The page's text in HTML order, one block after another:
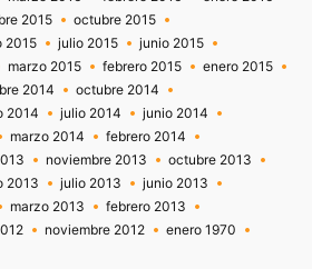
2015
octubre 2015
2015 julio 2015
junio 2015
marzo 2015 febrero 2015
enero 2015
2014
octubre 2014
2014 julio 2014
junio 2014
marzo 2014
febrero 2014
noviembre 2013
octubre 2013
2013 julio 2013
junio 2013
marzo 2013
febrero 2013
noviembre 2012
enero 1970